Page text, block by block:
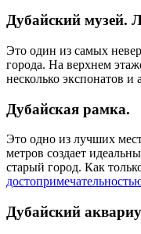
Дубайский музей.
Это один из самых
города. На верхнем
несколько экспонатов
Дубайская рамка.
Это одно из лучших
метров создает
старый город. Как
Дубайский